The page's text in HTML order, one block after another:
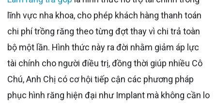
lĩnh vực nha khoa, cho phép khách hàng thanh toán
chi phí trồng răng theo từng đợt thay vì chi trả toàn
bộ một lần. Hình thức này ra đời nhằm giảm áp lực
tài chính cho người điều trị, đồng thời giúp nhiều Cô
Chú, Anh Chị có cơ hội tiếp cận các phương pháp
phục hình răng hiện đại như Implant mà không cần lo